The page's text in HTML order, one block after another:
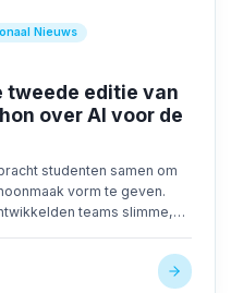
Nieuws
tweede editie van
over AI voor de
studenten samen om
vorm te geven.
teams slimme,